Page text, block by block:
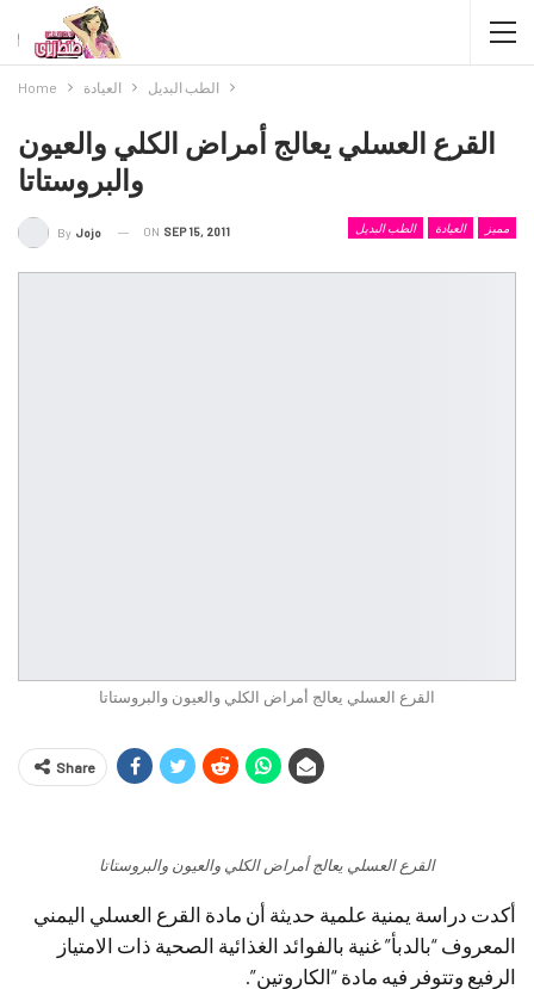
Home العيادة الطب البديل
القرع العسلي يعالج أمراض الكلي والعيون
والبروستاتا
الطب البديل العيادة مميز By Jojo ON SEP 15, 2011
القرع العسلي يعالج أمراض الكلي والعيون والبروستاتا
Share
القرع العسلي يعالج أمراض الكلي والعيون والبروستاتا
أكدت دراسة يمنية علمية حديثة أن مادة القرع العسلي اليمني
المعروف “بالدبأ” غنية بالفوائد الغذائية الصحية ذات الامتياز
الرفيع وتتوفر فيه مادة “الكاروتين”.